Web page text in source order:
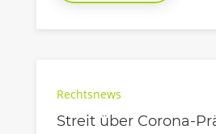
Rechtsnews
Streit über Corona-